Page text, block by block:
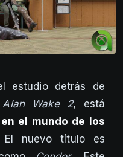
estudio detrás de
Alan Wake 2, está
el mundo de los
El nuevo título es